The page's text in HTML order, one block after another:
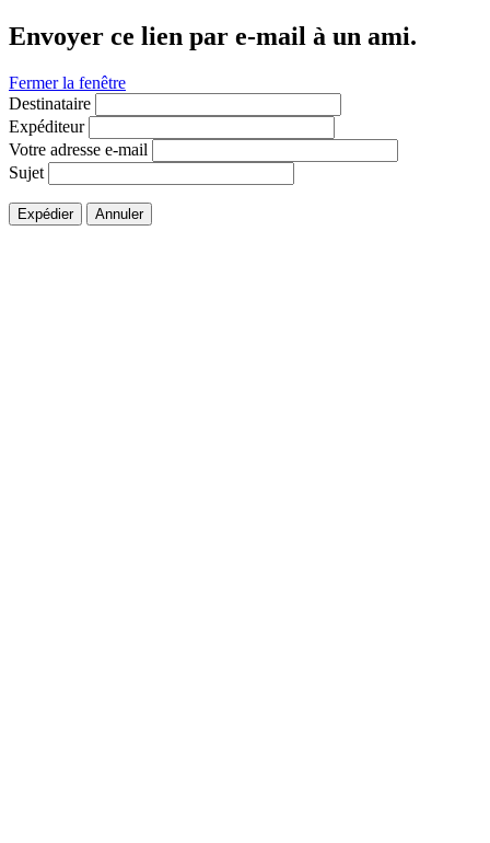
Envoyer ce lien par e-mail à un ami.
Fermer la fenêtre
Destinataire
Expéditeur
Votre adresse e-mail
Sujet
Expédier Annuler